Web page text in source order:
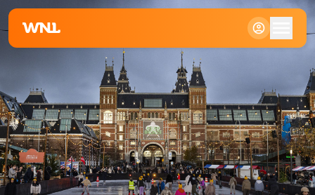
Klein
Standaard
Groot